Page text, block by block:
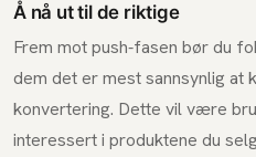
Å nå ut til de riktige
Frem mot push-fasen bør du
dem det er mest sannsynlig at
konvertering. Dette vil være
interessert i produktene du